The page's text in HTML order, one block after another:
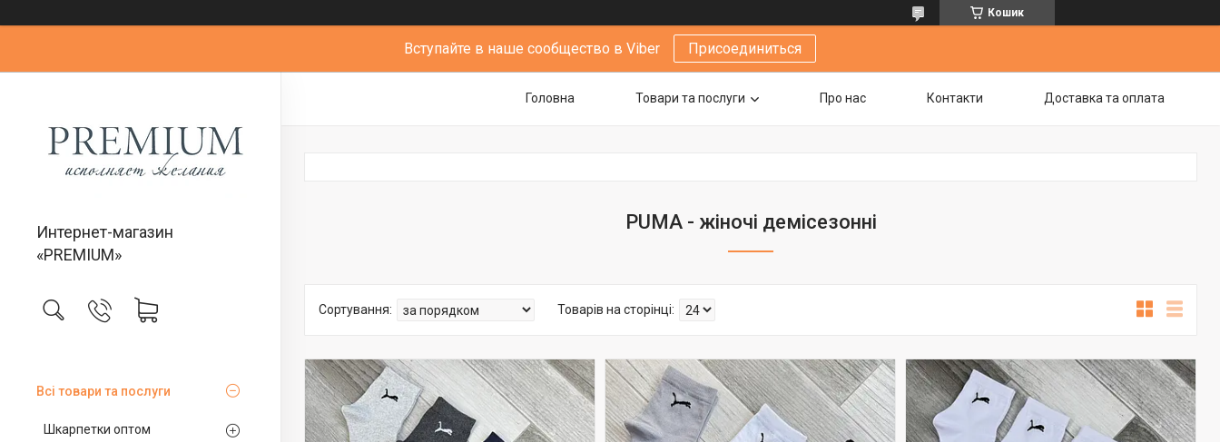
Кошик
Вступайте в наше сообщество в Viber Присоединиться
Интернет-магазин
«PREMIUM»
Всі товари та послуги
Шкарпетки оптом
Головна Товари та послуги Про нас Контакти Доставка та оплата
PUMA - жіночі демісезонні